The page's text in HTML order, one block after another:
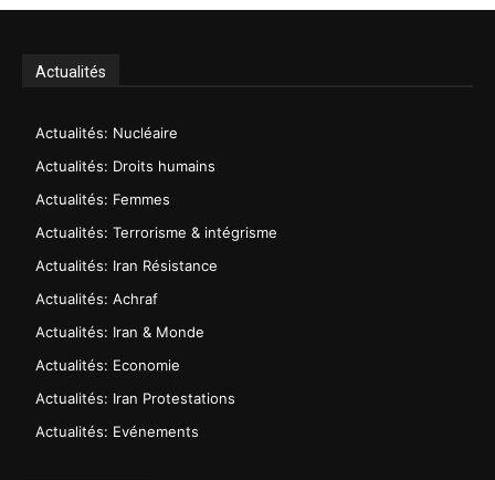
Actualités
Actualités: Nucléaire
Actualités: Droits humains
Actualités: Femmes
Actualités: Terrorisme & intégrisme
Actualités: Iran Résistance
Actualités: Achraf
Actualités: Iran & Monde
Actualités: Economie
Actualités: Iran Protestations
Actualités: Evénements